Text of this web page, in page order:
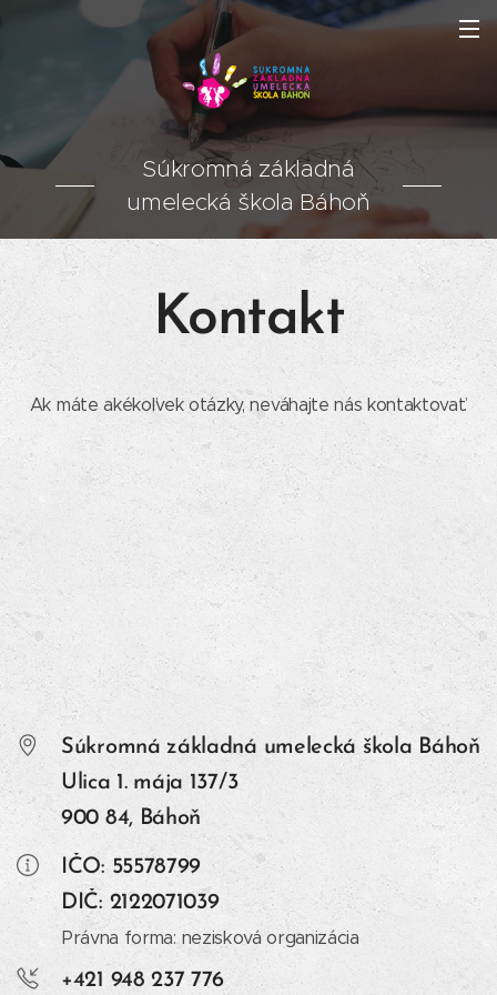
Súkromná základná
umelecká škola Báhoň
Kontakt
Ak máte akékoľvek otázky, neváhajte nás kontaktovať.
Súkromná základná umelecká škola Báhoň
Ulica 1. mája 137/3
900 84, Báhoň
IČO: 55578799
DIČ: 2122071039
Právna forma: nezisková organizácia
+421 948 237 776